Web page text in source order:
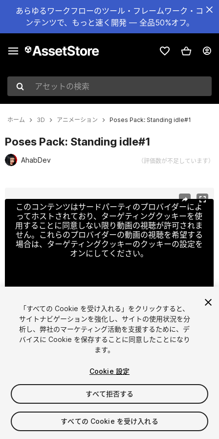
あらゆるワークフローのツール・フレームワーク・コ
ンテンツで、もっと速く開発 — 全品50%オフ。
アセットの検索
ホーム 3D アニメーション Poses Pack: Standing idle#1
Poses Pack: Standing idle#1
AhabDev （評価数が不足しています）
このコンテンツはサードパーティのプロバイダーによ
ってホストされており、ターゲティングクッキーを使
用することに同意しない限り動画の視聴が許可されま
せん。これらのプロバイダーの動画の視聴を希望する
場合は、ターゲティングクッキーのクッキーの設定を
オンにしてください。
1/ 35
$9.99
消費税は決済時に計算されます
「すべての Cookie を受け入れる」をクリックすると、
サイトナビゲーションを強化し、サイトの使用状況を分
析し、弊社のマーケティング活動を支援するために、デ
バイスに Cookie を保存することに同意したことになり
ます。
Cookie 設定
すべて拒否する
すべての Cookie を受け入れる